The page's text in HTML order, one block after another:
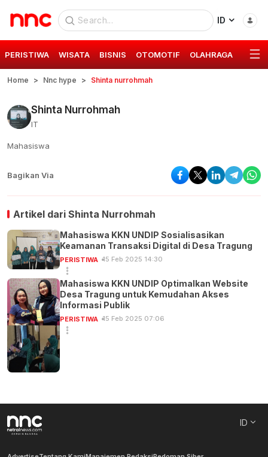
ID
PERISTIWA WISATA BISNIS OTOMOTIF OLAHRAGA GAYA
Home Nnc hype Shinta nurrohmah
Shinta Nurrohmah
IT
Mahasiswa
Bagikan Via
Artikel dari Shinta Nurrohmah
Mahasiswa KKN UNDIP Sosialisasikan
Keamanan Transaksi Digital di Desa Tragung
PERISTIWA 15 Feb 2025 14:30
Mahasiswa KKN UNDIP Optimalkan Website
Desa Tragung untuk Kemudahan Akses
Informasi Publik
PERISTIWA 15 Feb 2025 07:06
ID